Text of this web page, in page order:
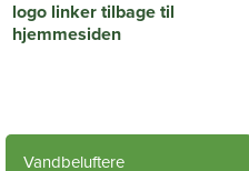
Vandbeluftere